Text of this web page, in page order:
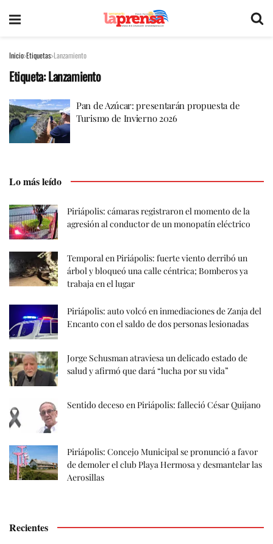
Inicio Etiquetas Lanzamiento
Etiqueta:Lanzamiento
Pan de Azúcar: presentarán propuesta de
Turismo de Invierno 2026
Lo más leído
Piriápolis: cámaras registraron el momento de la
agresión al conductor de un monopatín eléctrico
Temporal en Piriápolis: fuerte viento derribó un
árbol y bloqueó una calle céntrica; Bomberos ya
trabaja en el lugar
Piriápolis: auto volcó en inmediaciones de Zanja del
Encanto con el saldo de dos personas lesionadas
Jorge Schusman atraviesa un delicado estado de
salud y afirmó que dará “lucha por su vida”
Sentido deceso en Piriápolis: falleció César Quijano
Piriápolis: Concejo Municipal se pronunció a favor
de demoler el club Playa Hermosa y desmantelar las
Aerosillas
Recientes